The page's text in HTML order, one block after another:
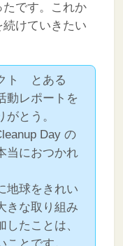
です。これか
けていきたい
ト とある
動レポートを
とう。
Day の
当におつかれ
地球をきれい
きな取り組み
たことは、